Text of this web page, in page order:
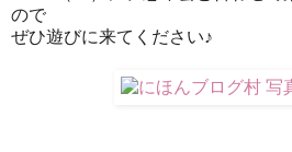
ので
ぜひ遊びに来てください♪